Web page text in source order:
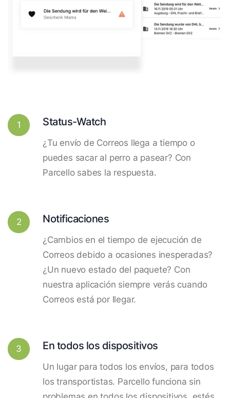
1 Status-Watch
¿Tu envío de Correos llega a tiempo o
puedes sacar al perro a pasear? Con
Parcello sabes la respuesta.
2 Notificaciones
¿Cambios en el tiempo de ejecución de
Correos debido a ocasiones inesperadas?
¿Un nuevo estado del paquete? Con
nuestra aplicación siempre verás cuando
Correos está por llegar.
3 En todos los dispositivos
Un lugar para todos los envíos, para todos
los transportistas. Parcello funciona sin